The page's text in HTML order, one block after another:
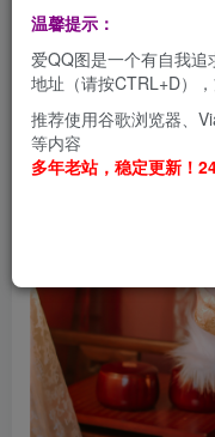
温馨提示：
爱QQ图是一个有自我追
地址（请按CTRL+D），
推荐使用谷歌浏览器、
等内容
多年老站，稳定更新！